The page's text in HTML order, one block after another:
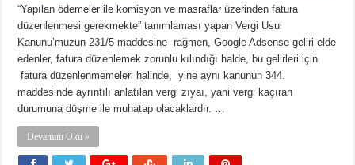
“Yapılan ödemeler ile komisyon ve masraflar üzerinden fatura
düzenlenmesi gerekmekte” tanımlaması yapan Vergi Usul
Kanunu’muzun 231/5 maddesine rağmen, Google Adsense geliri elde
edenler, fatura düzenlemek zorunlu kılındığı halde, bu gelirleri için
fatura düzenlenmemeleri halinde, yine aynı kanunun 344.
maddesinde ayrıntılı anlatılan vergi zıyaı, yani vergi kaçıran
durumuna düşme ile muhatap olacaklardır. …
Devamını Oku »